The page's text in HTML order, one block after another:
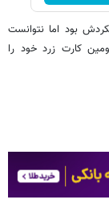
بود اما نتوانست
کارت زرد خود را